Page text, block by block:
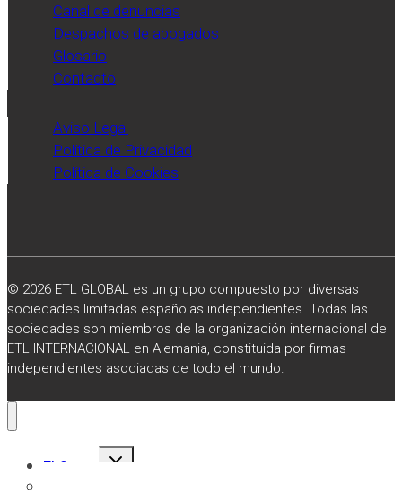
Canal de denuncias
Despachos de abogados
Glosario
Contacto
Aviso Legal
Política de Privacidad
Política de Cookies
© 2026 ETL GLOBAL es un grupo compuesto por diversas
sociedades limitadas españolas independientes. Todas las
sociedades son miembros de la organización internacional de
ETL INTERNACIONAL en Alemania, constituida por firmas
independientes asociadas de todo el mundo.
El Grupo
Alternar